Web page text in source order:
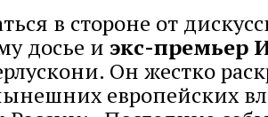
в стороне от
досье и экс-премьер
Он жестко
европейских